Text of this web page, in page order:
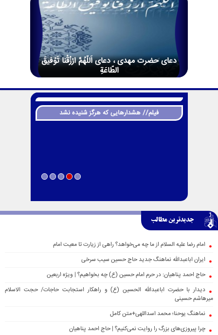
دعای حضرت مهدی ، دعای اَللّهُمَّ ارْزُقْنا تَوْفيقَ
الطّاعَةِ
فیلم// هشدارهایی که هرگز شنیده نشد
جدیدترین مطالب
امام رضا علیه السلام از ما چه می‌خواهد؟ راهی از زیارت تا معیت امام
ایران اباعبدالله نماهنگ جدید حاج حسین سیب سرخی
حاج احمد پناهیان: در حرم امام حسین (ع) چه بخواهیم؟ | ویژه اربعین
دیدار با حضرت اباعبدالله الحسین (ع) و راهکار استجابت حاجات/ حجت الاسلام
میرهاشم حسینی
نماهنگ یوحنا؛ محمد اسداللهی+متن کامل
چرا پیروزی‌های بزرگ را روایت نمی‌کنیم؟ | حاج احمد پناهیان